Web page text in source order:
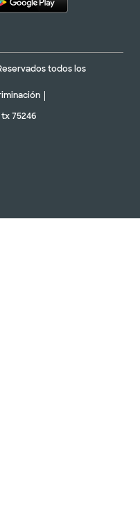
todos los
75246